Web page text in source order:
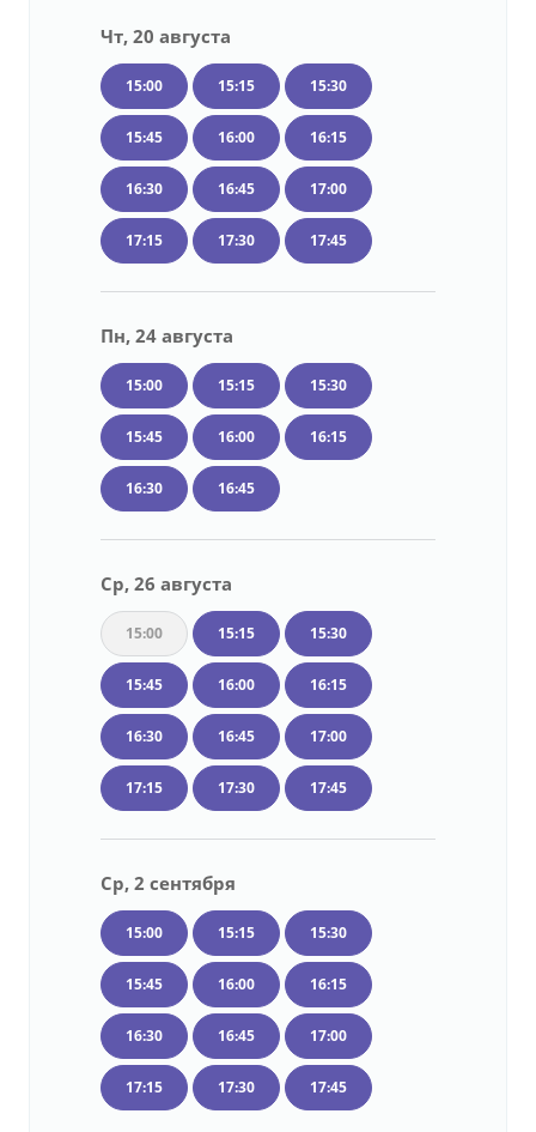
Чт, 20 августа
15:00 15:15 15:30
15:45 16:00 16:15
16:30 16:45 17:00
17:15 17:30 17:45
Пн, 24 августа
15:00 15:15 15:30
15:45 16:00 16:15
16:30 16:45
Ср, 26 августа
15:00 15:15 15:30
15:45 16:00 16:15
16:30 16:45 17:00
17:15 17:30 17:45
Ср, 2 сентября
15:00 15:15 15:30
15:45 16:00 16:15
16:30 16:45 17:00
17:15 17:30 17:45